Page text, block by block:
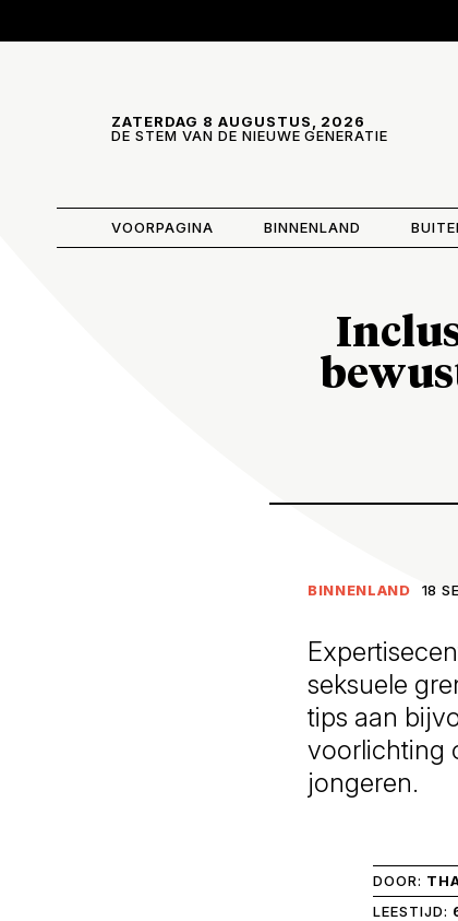
ZATERDAG 8 AUGUSTUS, 2026
DE STEM VAN DE NIEUWE GENERATIE
VOORPAGINA BINNENLAND
BINNENLAND 18
seksuele
tips aan
voorlichting
jongeren.
DOOR:
LEESTIJD: